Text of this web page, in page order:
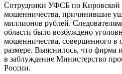
Сотрудники УФСБ по Кировской
мошенничества, причинившие
миллионов рублей.
области было возбуждено
мошенничества, совершенного в
размере. Выяснилось, что фирма
в заблуждение Министерство
России.